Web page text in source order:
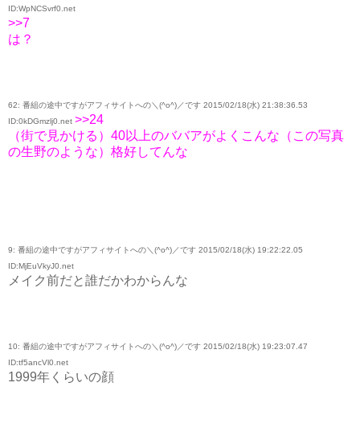
ID:WpNCSvrf0.net
>>7
は？
62: 番組の途中ですがアフィサイトへの＼(^o^)／です 2015/02/18(水) 21:38:36.53
ID:0kDGmzlj0.net >>24
（街で見かける）40以上のババアがよくこんな（この写真
の生野のような）格好してんな
9: 番組の途中ですがアフィサイトへの＼(^o^)／です 2015/02/18(水) 19:22:22.05
ID:MjEuVkyJ0.net
メイク前だと誰だかわからんな
10: 番組の途中ですがアフィサイトへの＼(^o^)／です 2015/02/18(水) 19:23:07.47
ID:tf5ancVl0.net
1999年くらいの顔